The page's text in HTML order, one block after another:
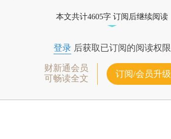
本文共计4605字 订阅后继续阅读
登录后获取已订阅的阅读权限
财新通会员
可畅读全文
订阅/会员升级